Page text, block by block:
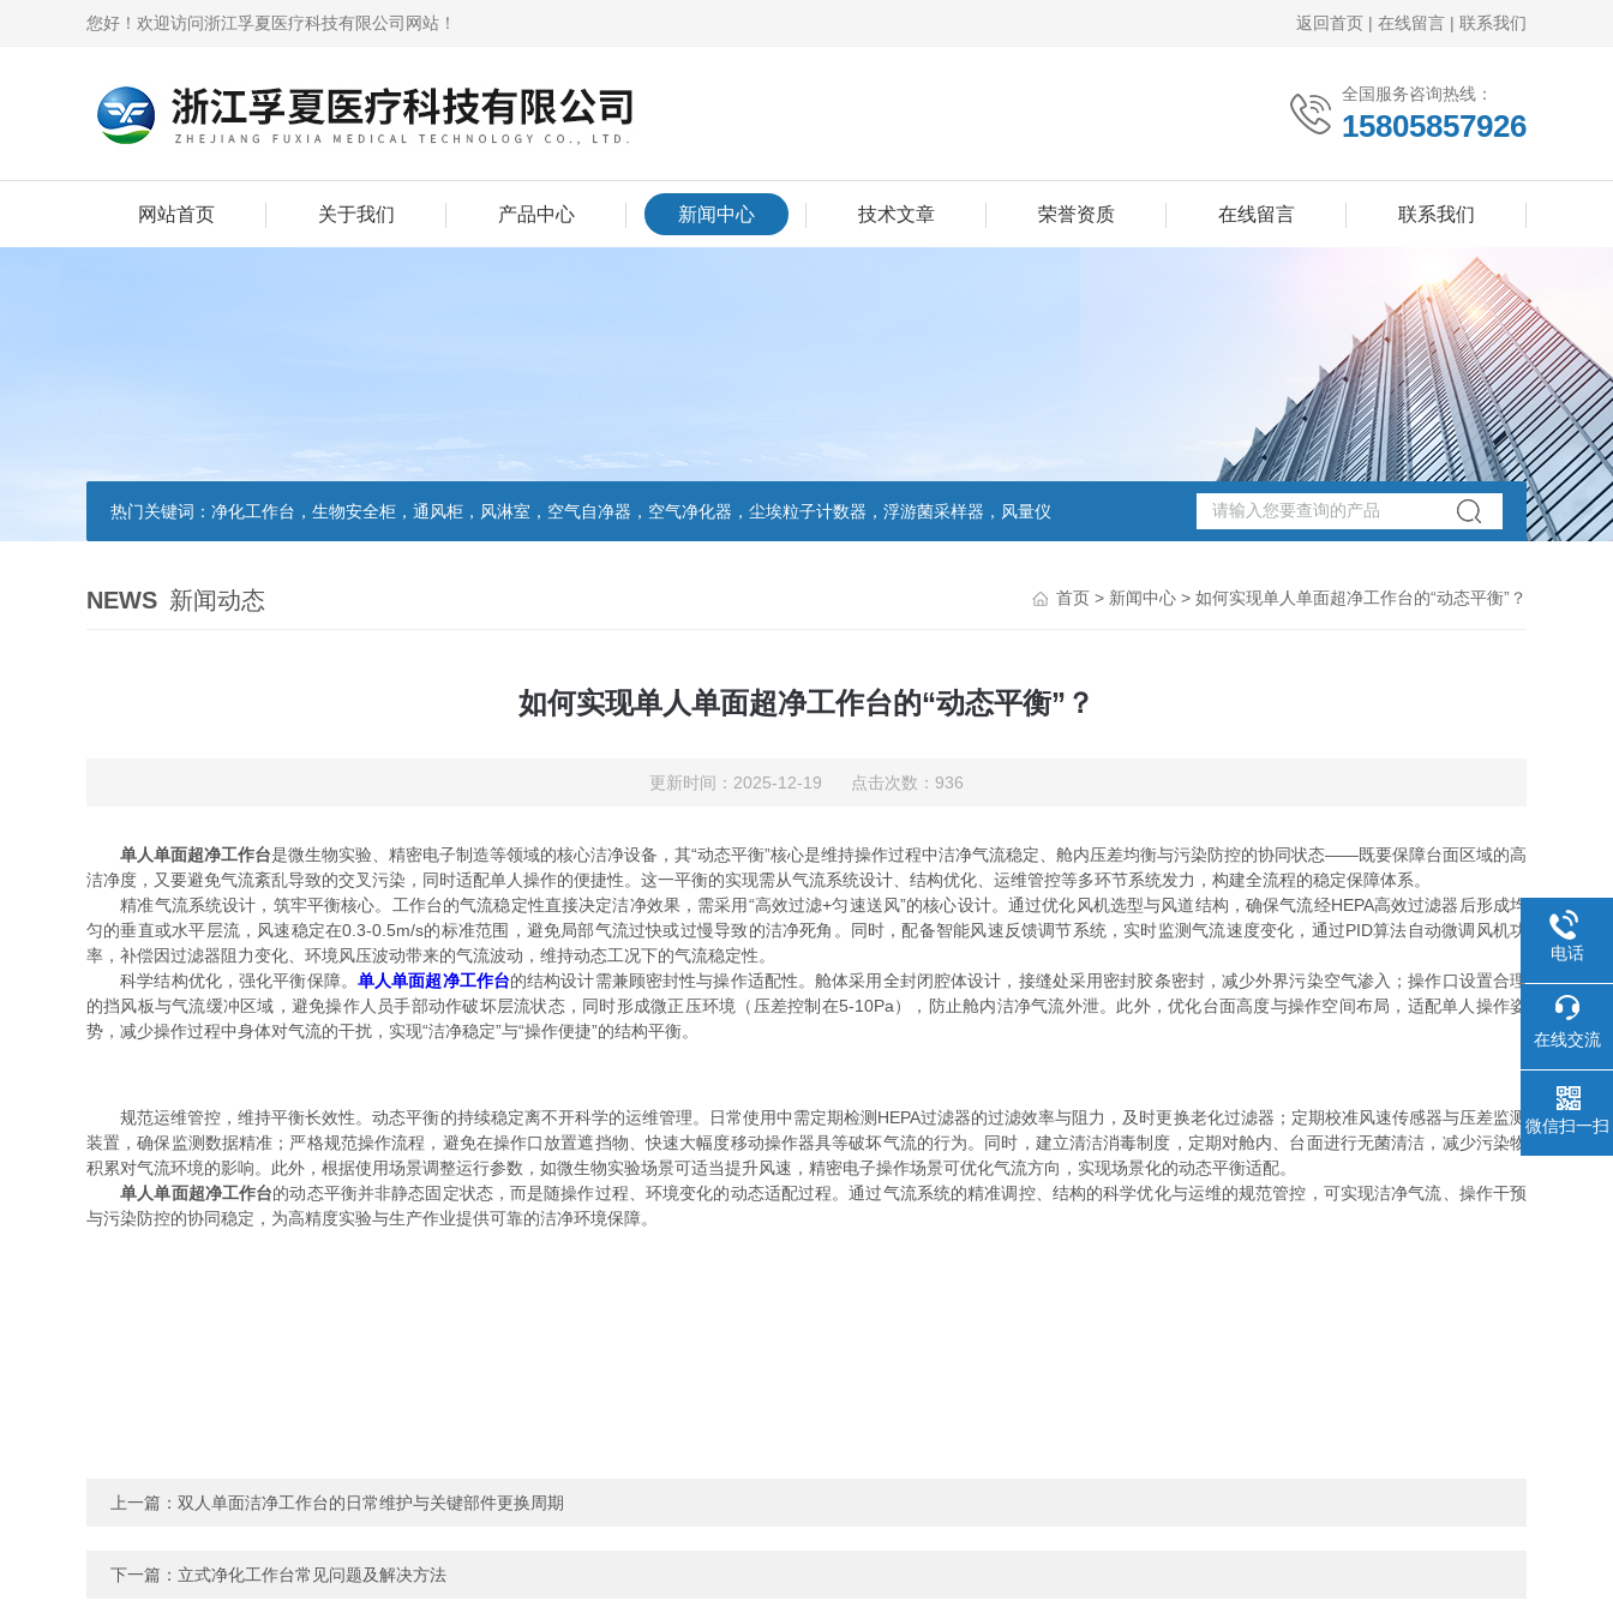
您好！欢迎访问浙江孚夏医疗科技有限公司网站！ 返回首页 | 在线留言 | 联系我们
全国服务咨询热线：
15805857926
网站首页 关于我们 产品中心 新闻中心 技术文章 荣誉资质 在线留言 联系我们
热门关键词： 净化工作台，生物安全柜，通风柜，风淋室，空气自净器，空气净化器，尘埃粒子计数器，浮游菌采样器，风量仪
NEWS 新闻动态 首页 > 新闻中心 > 如何实现单人单面超净工作台的“动态平衡”？
如何实现单人单面超净工作台的“动态平衡”？
更新时间：2025-12-19 点击次数：936
单人单面超净工作台是微生物实验、精密电子制造等领域的核心洁净设备，其“动态平衡”核心是维持操作过程中洁净气流稳定、舱内压差均衡与污染防控的协同状态——既要保障台面区域的高
洁净度，又要避免气流紊乱导致的交叉污染，同时适配单人操作的便捷性。这一平衡的实现需从气流系统设计、结构优化、运维管控等多环节系统发力，构建全流程的稳定保障体系。
精准气流系统设计，筑牢平衡核心。工作台的气流稳定性直接决定洁净效果，需采用“高效过滤+匀速送风”的核心设计。通过优化风机选型与风道结构，确保气流经HEPA高效过滤器后形成均
匀的垂直或水平层流，风速稳定在0.3-0.5m/s的标准范围，避免局部气流过快或过慢导致的洁净死角。同时，配备智能风速反馈调节系统，实时监测气流速度变化，通过PID算法自动微调风机功
率，补偿因过滤器阻力变化、环境风压波动带来的气流波动，维持动态工况下的气流稳定性。
科学结构优化，强化平衡保障。 单人单面超净工作台的结构设计需兼顾密封性与操作适配性。舱体采用全封闭腔体设计，接缝处采用密封胶条密封，减少外界污染空气渗入；操作口设置合理
的挡风板与气流缓冲区域，避免操作人员手部动作破坏层流状态，同时形成微正压环境（压差控制在5-10Pa），防止舱内洁净气流外泄。此外，优化台面高度与操作空间布局，适配单人操作姿
势，减少操作过程中身体对气流的干扰，实现“洁净稳定”与“操作便捷”的结构平衡。
规范运维管控，维持平衡长效性。动态平衡的持续稳定离不开科学的运维管理。日常使用中需定期检测HEPA过滤器的过滤效率与阻力，及时更换老化过滤器；定期校准风速传感器与压差监测
装置，确保监测数据精准；严格规范操作流程，避免在操作口放置遮挡物、快速大幅度移动操作器具等破坏气流的行为。同时，建立清洁消毒制度，定期对舱内、台面进行无菌清洁，减少污染物
积累对气流环境的影响。此外，根据使用场景调整运行参数，如微生物实验场景可适当提升风速，精密电子操作场景可优化气流方向，实现场景化的动态平衡适配。
单人单面超净工作台的动态平衡并非静态固定状态，而是随操作过程、环境变化的动态适配过程。通过气流系统的精准调控、结构的科学优化与运维的规范管控，可实现洁净气流、操作干预
与污染防控的协同稳定，为高精度实验与生产作业提供可靠的洁净环境保障。
上一篇： 双人单面洁净工作台的日常维护与关键部件更换周期
下一篇： 立式净化工作台常见问题及解决方法
电话
在线交流
微信扫一扫